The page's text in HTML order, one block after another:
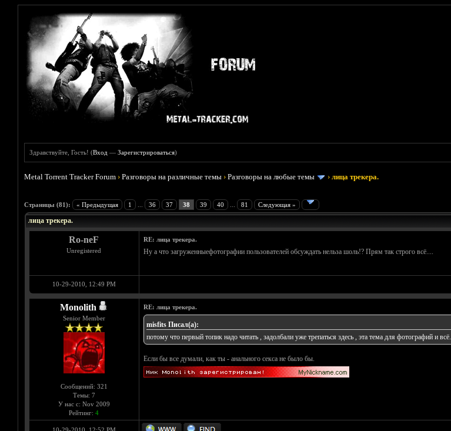
Здравствуйте, Гость! (Вход —Зарегистрироваться)
Metal Torrent Tracker Forum ›Разговоры на различные темы ›Разговоры на любые темы ›лица трекера.
Страницы (81): « Предыдущая 1 36 37 38 39 40 81 Следующая »
Голосов: 9 - Средняя оценка: 4.78
1
2
3
4
5
лица трекера.
Ro-neF
Unregistered
RE: лица трекера.
Ну а что загруженныефотографии пользователей обсуждать нельза шоль!? Прям так строго всё....
10-29-2010, 12:49 PM
Monolith
Senior Member
Сообщений: 321
Темы: 7
У нас с: Nov 2009
Рейтинг: 4
RE: лица трекера.
misfits Писал(а):
потому что первый топик надо читать , задолбали уже трепаться здесь , эта тема для фотографий и всё.
Если бы все думали, как ты - анального секса не было бы.